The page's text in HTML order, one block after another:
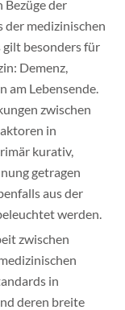
Bezüge der
der medizinischen
gilt besonders für
Demenz,
Lebensende.
zwischen
in
kurativ,
getragen
aus der
werden.
zwischen
in
deren breite